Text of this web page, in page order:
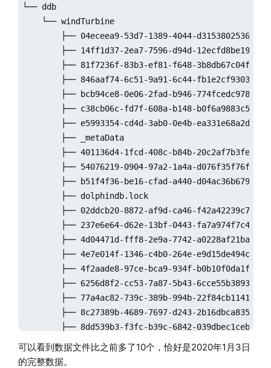
└── ddb
    └── windTurbine
        ├── 04eceea9-53d7-1389-4044-d31538025361
        ├── 14ff1d37-2ea7-7596-d94d-12ecfd8be197
        ├── 81f7236f-83b3-ef81-f648-3b8db67c04fa
        ├── 846aaf74-6c51-9a91-6c44-fb1e2cf93036
        ├── bcb94ce8-0e06-2fad-b946-774fcedc978d
        ├── c38cb06c-fd7f-608a-b148-b0f6a9883c5c
        ├── e5993354-cd4d-3ab0-0e4b-ea331e68a2df
        ├── _metaData
        ├── 401136d4-1fcd-408c-b84b-20c2af7b3fe8
        ├── 54076219-0904-97a2-1a4a-d076f35f76fe
        ├── b51f4f36-be16-cfad-a440-d04ac36b6791
        ├── dolphindb.lock
        ├── 02ddcb20-8872-af9d-ca46-f42a42239c78
        ├── 237e6e64-d62e-13bf-0443-fa7a974f7c42
        ├── 4d04471d-fff8-2e9a-7742-a0228af21bad
        ├── 4e7e014f-1346-c4b0-264e-e9d15de494cb
        ├── 4f2aade8-97ce-bca9-934f-b0b10f0da1fe
        ├── 6256d8f2-cc53-7a87-5b43-6cce55b38933
        ├── 77a4ac82-739c-389b-994b-22f84cb11417
        ├── 8c27389b-4689-7697-d243-2b16dbca8354
        ├── 8dd539b3-f3fc-b39c-6842-039dbec1ceb1
        ├── 90a5af5f-1161-23af-ea42-877999866f44
        ├── fd6b658c-47eb-e69e-164e-601c5b51daed
可以看到数据文件比之前多了10个，恰好是2020年1月3日
的完整数据。